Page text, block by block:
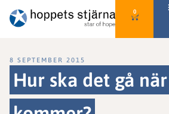
0
8 SEPTEMBER 2015
Hur ska det gå